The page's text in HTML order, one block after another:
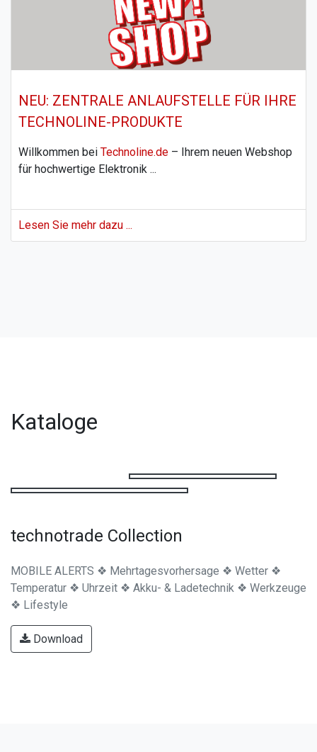
NEU: ZENTRALE ANLAUFSTELLE FÜR IHRE
TECHNOLINE-PRODUKTE
Willkommen bei Technoline.de – Ihrem neuen Webshop
für hochwertige Elektronik ...
Lesen Sie mehr dazu ...
Kataloge